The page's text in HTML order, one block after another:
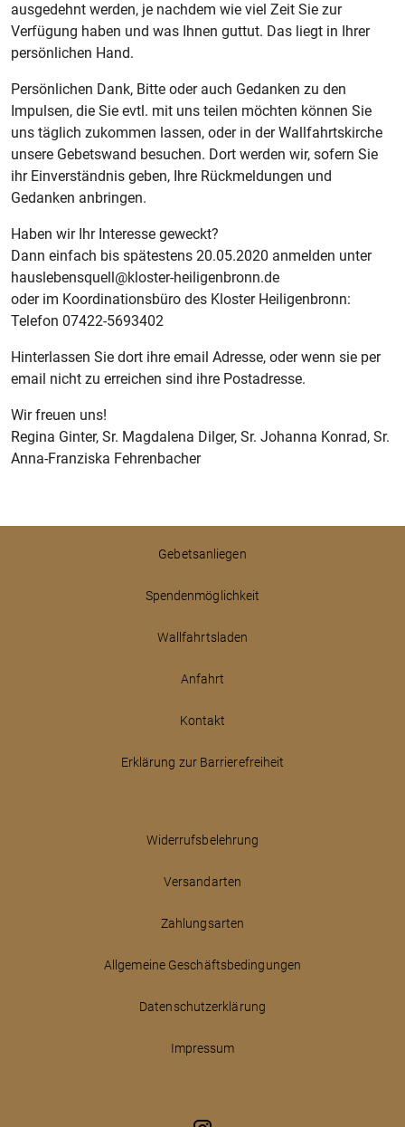
ausgedehnt werden, je nachdem wie viel Zeit Sie zur
Verfügung haben und was Ihnen guttut. Das liegt in Ihrer
persönlichen Hand.
Persönlichen Dank, Bitte oder auch Gedanken zu den
Impulsen, die Sie evtl. mit uns teilen möchten können Sie
uns täglich zukommen lassen, oder in der Wallfahrtskirche
unsere Gebetswand besuchen. Dort werden wir, sofern Sie
ihr Einverständnis geben, Ihre Rückmeldungen und
Gedanken anbringen.
Haben wir Ihr Interesse geweckt?
Dann einfach bis spätestens 20.05.2020 anmelden unter
hauslebensquell@kloster-heiligenbronn.de
oder im Koordinationsbüro des Kloster Heiligenbronn:
Telefon 07422-5693402
Hinterlassen Sie dort ihre email Adresse, oder wenn sie per
email nicht zu erreichen sind ihre Postadresse.
Wir freuen uns!
Regina Ginter, Sr. Magdalena Dilger, Sr. Johanna Konrad, Sr.
Anna-Franziska Fehrenbacher
Gebetsanliegen
Spendenmöglichkeit
Wallfahrtsladen
Anfahrt
Kontakt
Erklärung zur Barrierefreiheit
Widerrufsbelehrung
Versandarten
Zahlungsarten
Allgemeine Geschäftsbedingungen
Datenschutzerklärung
Impressum